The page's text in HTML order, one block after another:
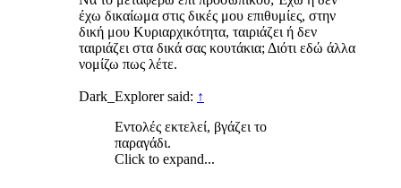
έχω δικαίωμα στις δικές μου επιθυμίες, στην
δική μου Κυριαρχικότητα, ταιριάζει ή δεν
ταιριάζει στα δικά σας κουτάκια; Διότι εδώ άλλα
νομίζω πως λέτε.
Dark_Explorer said: ↑
Εντολές εκτελεί, βγάζει το
παραγάδι.
Click to expand...